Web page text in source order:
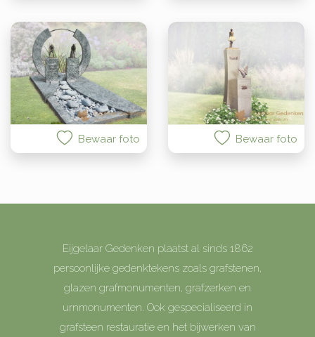
Bewaar foto Bewaar foto
Eijgelaar Gedenken plaatst al sinds 1862
persoonlijke gedenktekens zoals grafstenen,
glazen grafmonumenten, grafzerken en
urnmonumenten. Ook gespecialiseerd in
grafsteen restauratie en het bijwerken van